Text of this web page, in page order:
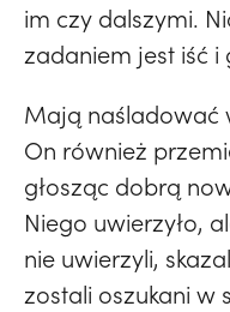
im czy dalszymi.
zadaniem jest iść i
Mają naśladować
On również
głosząc dobrą
Niego uwierzyło,
nie uwierzyli,
zostali oszukani w